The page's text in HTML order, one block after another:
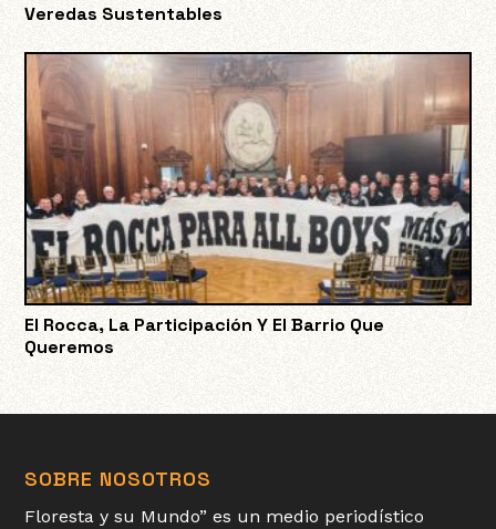
Veredas Sustentables
El Rocca, La Participación Y El Barrio Que
Queremos
SOBRE NOSOTROS
Floresta y su Mundo” es un medio periodístico